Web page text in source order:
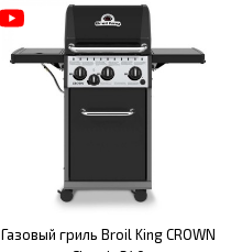
Газовый гриль Broil King CROWN